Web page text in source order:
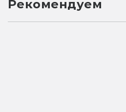
Рекомендуем